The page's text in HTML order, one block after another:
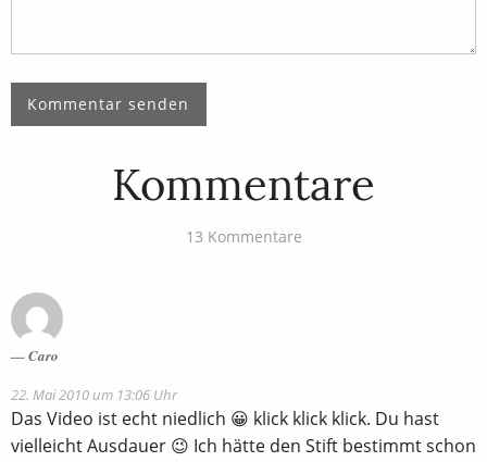
Kommentare
13 Kommentare
Caro
22. Mai 2010 um 13:06 Uhr
Das Video ist echt niedlich 😀 klick klick klick. Du hast
vielleicht Ausdauer 😉 Ich hätte den Stift bestimmt schon